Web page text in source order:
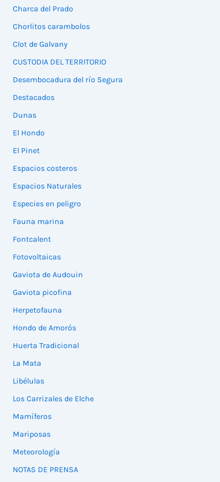
Charca del Prado
Chorlitos carambolos
Clot de Galvany
CUSTODIA DEL TERRITORIO
Desembocadura del río Segura
Destacados
Dunas
El Hondo
El Pinet
Espacios costeros
Espacios Naturales
Especies en peligro
Fauna marina
Fontcalent
Fotovoltaicas
Gaviota de Audouin
Gaviota picofina
Herpetofauna
Hondo de Amorós
Huerta Tradicional
La Mata
Libélulas
Los Carrizales de Elche
Mamíferos
Mariposas
Meteorología
NOTAS DE PRENSA